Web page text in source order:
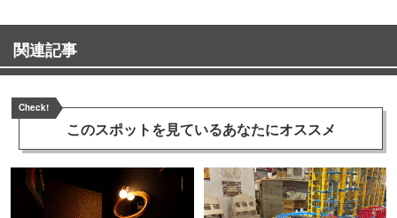
関連記事
Check!
このスポットを見ているあなたにオススメ